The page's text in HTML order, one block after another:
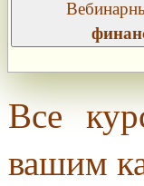
Все
вашим